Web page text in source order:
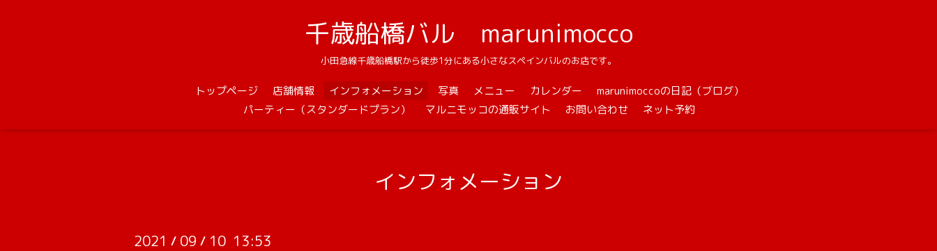
千歳船橋バル marunimocco
小田急線千歳船橋駅から徒歩1分にある小さなスペインバルのお店です。
トップページ 店舗情報 インフォメーション 写真 メニュー カレンダー
marunimoccoの日記（ブログ）
パーティー（スタンダードプラン）
マルニモッコの通販サイト お問い合わせ ネット予約
インフォメーション
2021 / 09 / 10 13:53